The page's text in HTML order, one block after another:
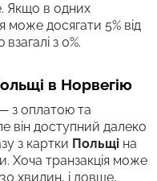
Якщо в одних
може досягати 5% від
з 0%.
в Норвегію
з оплатою та
він доступний далеко
з картки Польщі на
Хоча транзакція може
хвилин, і довше,